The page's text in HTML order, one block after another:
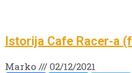
Istorija Cafe Racer-a
Marko 02/12/2021